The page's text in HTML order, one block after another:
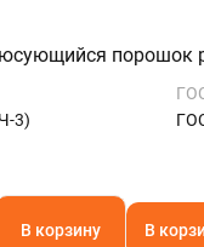
порошок
3)
В корзину В